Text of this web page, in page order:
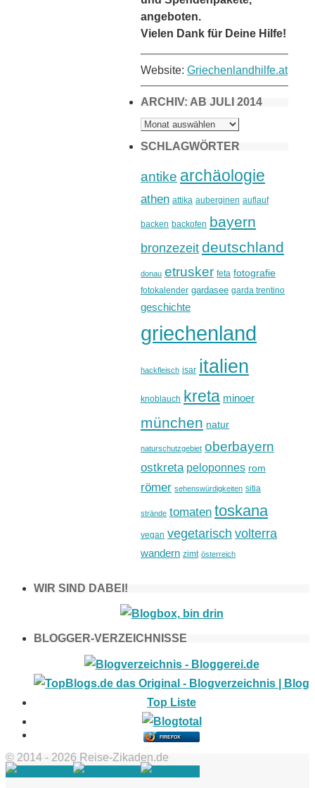
angeboten.
Vielen Dank für Deine Hilfe!
Website: Griechenlandhilfe.at
ARCHIV: AB JULI 2014
ARCHIV:
AB
2014
SCHLAGWÖRTER
antike archäologie
athen attika auberginen auflauf
backen backofen bayern
bronzezeit deutschland
donau etrusker feta fotografie
fotokalender gardasee garda trentino
geschichte
griechenland
hackfleisch isar italien
knoblauch kreta minoer
münchen natur
naturschutzgebiet oberbayern
ostkreta peloponnes rom
römer sehenswürdigkeiten sitia
strände tomaten toskana
vegan vegetarisch volterra
wandern zimt österreich
WIR SIND DABEI!
BLOGGER-VERZEICHNISSE
FIREFOX
© 2014 - 2026 Reise-Zikaden.de